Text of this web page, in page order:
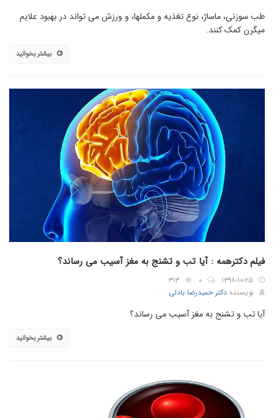
طب سوزنی، ماساژ، نوع تغذیه و مکملها، و ورزش می تواند در بهبود علایم
میگرن کمک کنند.
بیشتر بخوانید
فیلم دکترهمه : آیا تب و تشنج به مغز آسیب می رساند؟
۱۳۹۸-۱۰-۲۵ ۰
۳۱۳
نویسنده دکتر حمیدرضا بادلی
آیا تب و تشنج به مغز آسیب می رساند؟
بیشتر بخوانید